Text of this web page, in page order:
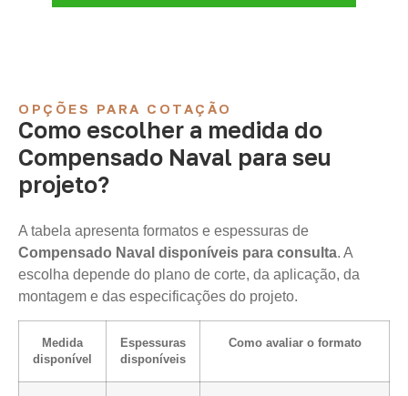
OPÇÕES PARA COTAÇÃO
Como escolher a medida do
Compensado Naval para seu
projeto?
A tabela apresenta formatos e espessuras de
Compensado Naval disponíveis para consulta. A
escolha depende do plano de corte, da aplicação, da
montagem e das especificações do projeto.
Medida
disponível
Espessuras
disponíveis
Como avaliar o formato